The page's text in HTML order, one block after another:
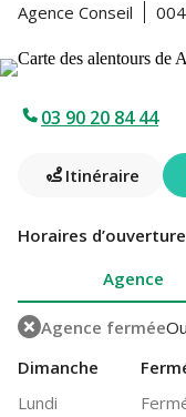
Agence Conseil
03 90 20 84 44
Itinéraire
Horaires
Agence
Agence fermée
Dimanche
Lundi